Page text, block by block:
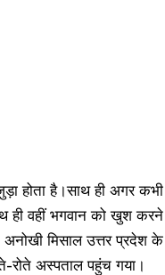
होता है।साथ ही अगर
ही वहीं भगवान को खुश
मिसाल उत्तर प्रदेश
रोते अस्पताल पहुंच गया।